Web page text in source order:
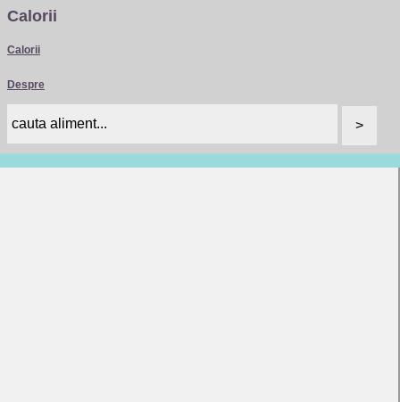
Calorii
Calorii
Despre